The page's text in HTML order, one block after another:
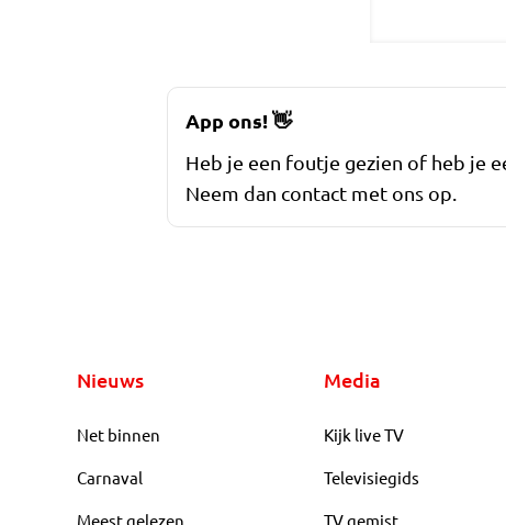
App ons!👋
Heb je een foutje gezien of heb je
Neem dan contact met ons op.
Nieuws
Net binnen
Carnaval
Meest gelezen
Media
Kijk live TV
Televisiegids
TV gemist